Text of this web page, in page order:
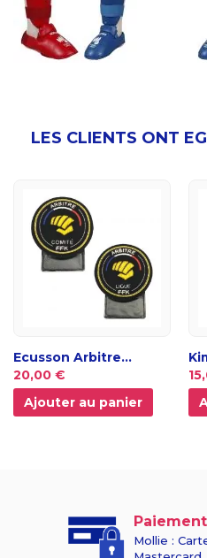
LES CLIENTS ONT
Ecusson Arbitre...
20,00 €
Ajouter au panier
Mollie :